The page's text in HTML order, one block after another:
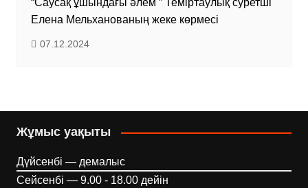
“Саусақ ұшындағы әлем ” Теміртаулық суретші
Елена Мельханованың жеке көрмесі
07.12.2024
Жұмыс уақыты
Дүйсенбі — демалыс
Сейсенбі — 9.00 - 18.00 дейін